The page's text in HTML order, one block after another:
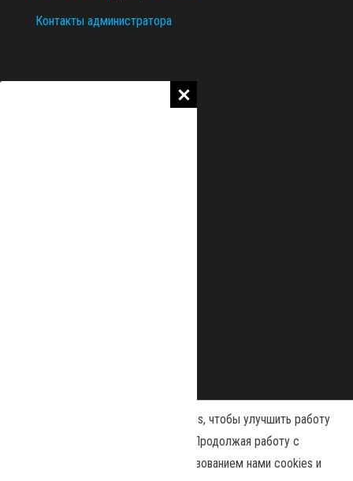
Контакты администратора
Наш сайт использует файлы cookies, чтобы улучшить работу
и повысить эффективность сайта. Продолжая работу с
сайтом, вы соглашаетесь с использованием нами cookies и